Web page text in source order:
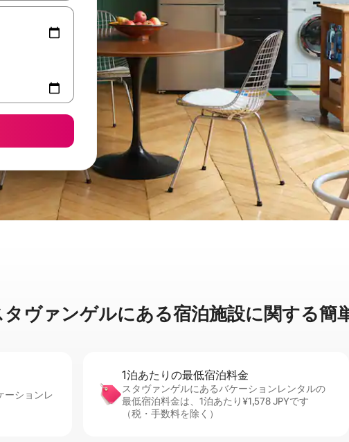
タヴァンゲルに⁠あ⁠る宿⁠泊⁠施⁠設⁠に関⁠す⁠る簡⁠
ーションレ
1泊あたりの最⁠低⁠宿⁠泊⁠料⁠金
スタヴァンゲルにあるバケーションレンタルの
最低宿泊料金は、1泊あたり¥1,578 JPYです
（税・手数料を除く）